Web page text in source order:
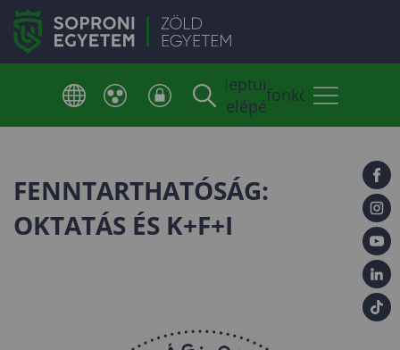
Neptun
belépés
Telefonkönyv
FENNTARTHATÓSÁG:
OKTATÁS ÉS K+F+I